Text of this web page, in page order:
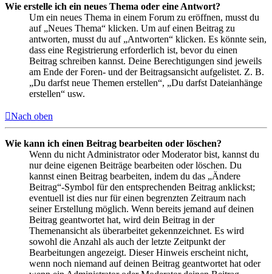
Wie erstelle ich ein neues Thema oder eine Antwort?
Um ein neues Thema in einem Forum zu eröffnen, musst du
auf „Neues Thema“ klicken. Um auf einen Beitrag zu
antworten, musst du auf „Antworten“ klicken. Es könnte sein,
dass eine Registrierung erforderlich ist, bevor du einen
Beitrag schreiben kannst. Deine Berechtigungen sind jeweils
am Ende der Foren- und der Beitragsansicht aufgelistet. Z. B.
„Du darfst neue Themen erstellen“, „Du darfst Dateianhänge
erstellen“ usw.
Nach oben
Wie kann ich einen Beitrag bearbeiten oder löschen?
Wenn du nicht Administrator oder Moderator bist, kannst du
nur deine eigenen Beiträge bearbeiten oder löschen. Du
kannst einen Beitrag bearbeiten, indem du das „Ändere
Beitrag“-Symbol für den entsprechenden Beitrag anklickst;
eventuell ist dies nur für einen begrenzten Zeitraum nach
seiner Erstellung möglich. Wenn bereits jemand auf deinen
Beitrag geantwortet hat, wird dein Beitrag in der
Themenansicht als überarbeitet gekennzeichnet. Es wird
sowohl die Anzahl als auch der letzte Zeitpunkt der
Bearbeitungen angezeigt. Dieser Hinweis erscheint nicht,
wenn noch niemand auf deinen Beitrag geantwortet hat oder